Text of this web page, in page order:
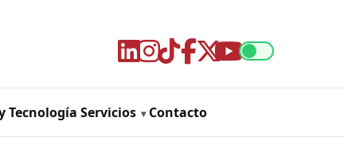
Tecnología Servicios Contacto